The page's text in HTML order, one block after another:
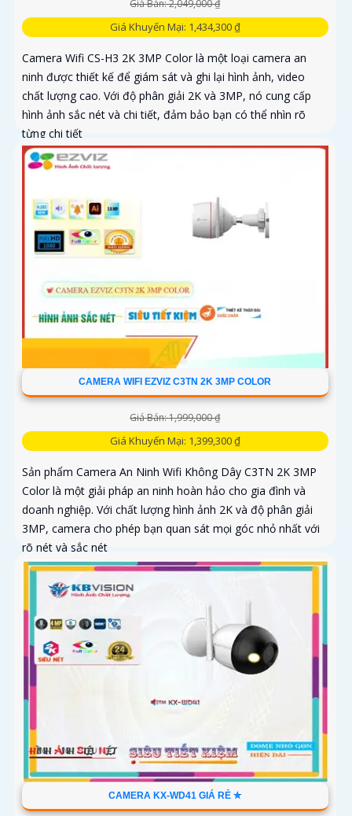
Giá Bán: 2,049,000 ₫
Giá Khuyến Mại: 1,434,300 ₫
Camera Wifi CS-H3 2K 3MP Color là một loại camera an
ninh được thiết kế để giám sát và ghi lại hình ảnh, video
chất lượng cao. Với độ phân giải 2K và 3MP, nó cung cấp
hình ảnh sắc nét và chi tiết, đảm bảo bạn có thể nhìn rõ
từng chi tiết
CAMERA WIFI EZVIZ C3TN 2K 3MP COLOR
Giá Bán: 1,999,000 ₫
Giá Khuyến Mại: 1,399,300 ₫
Sản phẩm Camera An Ninh Wifi Không Dây C3TN 2K 3MP
Color là một giải pháp an ninh hoàn hảo cho gia đình và
doanh nghiệp. Với chất lượng hình ảnh 2K và độ phân giải
3MP, camera cho phép bạn quan sát mọi góc nhỏ nhất với
rõ nét và sắc nét
CAMERA KX-WD41 GIÁ RẺ ✮